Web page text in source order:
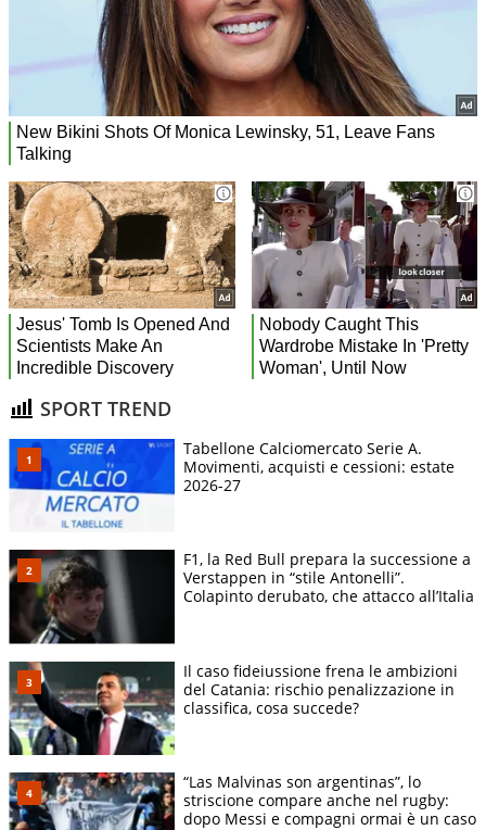
SPORT TREND
Tabellone Calciomercato Serie A.
Movimenti, acquisti e cessioni: estate
2026-27
F1, la Red Bull prepara la successione a
Verstappen in “stile Antonelli”.
Colapinto derubato, che attacco all’Italia
Il caso fideiussione frena le ambizioni
del Catania: rischio penalizzazione in
classifica, cosa succede?
“Las Malvinas son argentinas”, lo
striscione compare anche nel rugby:
dopo Messi e compagni ormai è un caso